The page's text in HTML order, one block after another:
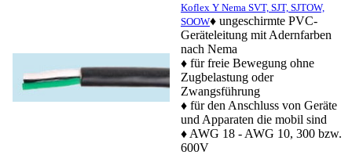
Koflex Y Nema SVT, SJT, SJTOW,
SOOW♦ ungeschirmte PVC-
Geräteleitung mit Adernfarben
nach Nema
♦ für freie Bewegung ohne
Zugbelastung oder
Zwangsführung
♦ für den Anschluss von Geräte
und Apparaten die mobil sind
♦ AWG 18 - AWG 10, 300 bzw.
600V